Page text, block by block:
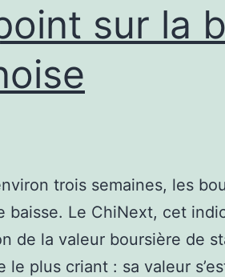
sur la
trois semaines, les
baisse. Le ChiNext, cet
de la valeur boursière de
le plus criant : sa valeur